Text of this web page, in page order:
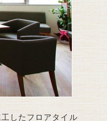
工したフロアタイル